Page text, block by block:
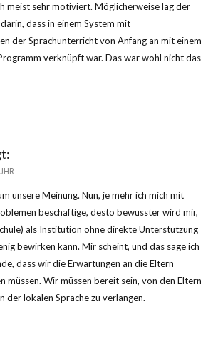
meist sehr motiviert. Möglicherweise lag der
dass in einem System mit
der Sprachunterricht von Anfang an mit einem
verknüpft war. Das war wohl nicht das
unsere Meinung. Nun, je mehr ich mich mit
beschäftige, desto bewusster wird mir,
als Institution ohne direkte Unterstützung
bewirken kann. Mir scheint, und das sage ich
dass wir die Erwartungen an die Eltern
müssen. Wir müssen bereit sein, von den Eltern
der lokalen Sprache zu verlangen.